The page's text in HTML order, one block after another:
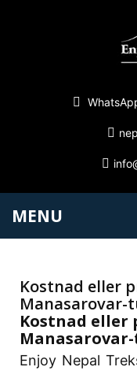
MENU
Kostnad eller
Manasarovar-
Kostnad eller
Enjoy Nepal